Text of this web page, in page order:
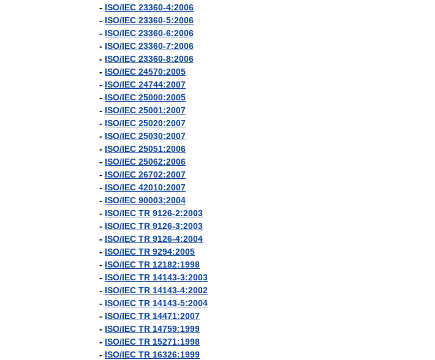
- ISO/IEC 23360-4:2006
- ISO/IEC 23360-5:2006
- ISO/IEC 23360-6:2006
- ISO/IEC 23360-7:2006
- ISO/IEC 23360-8:2006
- ISO/IEC 24570:2005
- ISO/IEC 24744:2007
- ISO/IEC 25000:2005
- ISO/IEC 25001:2007
- ISO/IEC 25020:2007
- ISO/IEC 25030:2007
- ISO/IEC 25051:2006
- ISO/IEC 25062:2006
- ISO/IEC 26702:2007
- ISO/IEC 42010:2007
- ISO/IEC 90003:2004
- ISO/IEC TR 9126-2:2003
- ISO/IEC TR 9126-3:2003
- ISO/IEC TR 9126-4:2004
- ISO/IEC TR 9294:2005
- ISO/IEC TR 12182:1998
- ISO/IEC TR 14143-3:2003
- ISO/IEC TR 14143-4:2002
- ISO/IEC TR 14143-5:2004
- ISO/IEC TR 14471:2007
- ISO/IEC TR 14759:1999
- ISO/IEC TR 15271:1998
- ISO/IEC TR 16326:1999